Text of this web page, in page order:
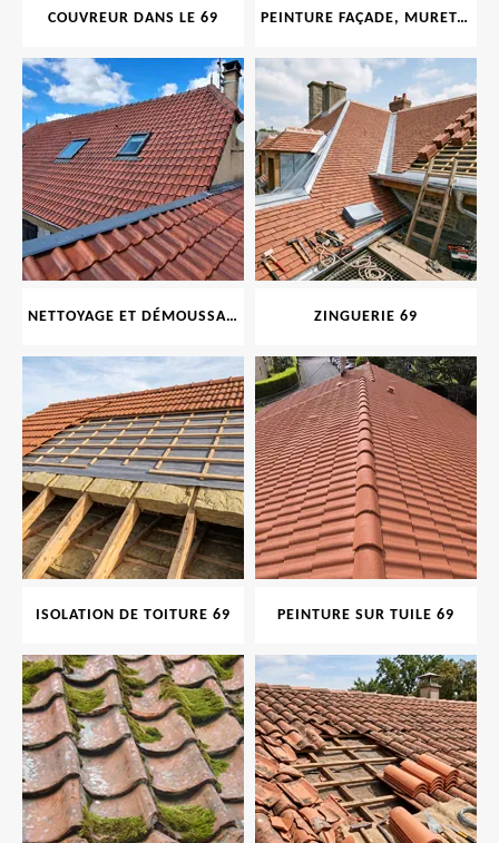
COUVREUR DANS LE 69 PEINTURE FAÇADE, MURET, TOITURE, BOISERIE, FERRONERIE, GOUTTIÈRE 69
NETTOYAGE ET DÉMOUSSAGE DE TOITURE ET FAÇADE 69 ZINGUERIE 69
ISOLATION DE TOITURE 69 PEINTURE SUR TUILE 69